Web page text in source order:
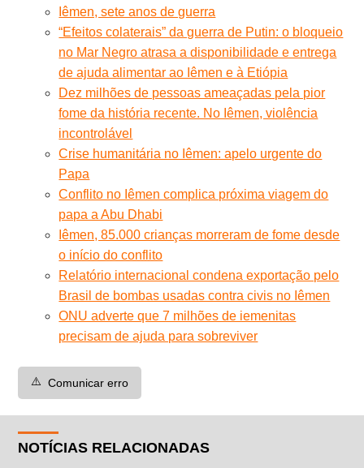
Iêmen, sete anos de guerra
“Efeitos colaterais” da guerra de Putin: o bloqueio
no Mar Negro atrasa a disponibilidade e entrega
de ajuda alimentar ao Iêmen e à Etiópia
Dez milhões de pessoas ameaçadas pela pior
fome da história recente. No Iêmen, violência
incontrolável
Crise humanitária no Iêmen: apelo urgente do
Papa
Conflito no Iêmen complica próxima viagem do
papa a Abu Dhabi
Iêmen, 85.000 crianças morreram de fome desde
o início do conflito
Relatório internacional condena exportação pelo
Brasil de bombas usadas contra civis no Iêmen
ONU adverte que 7 milhões de iemenitas
precisam de ajuda para sobreviver
⚠️ Comunicar erro
NOTÍCIAS RELACIONADAS